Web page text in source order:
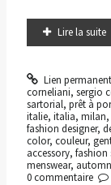
Lire la suite
Lien permanent
corneliani, sergio
sartorial, prêt à
italie, italia, milan,
fashion designer,
color, couleur,
accessory, fashion
menswear,
0 commentaire